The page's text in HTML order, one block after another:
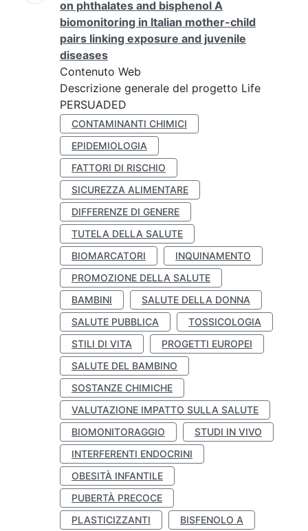
on phthalates and bisphenol A
biomonitoring in Italian mother-child
pairs linking exposure and juvenile
diseases
Contenuto Web
Descrizione generale del progetto Life
PERSUADED
CONTAMINANTI CHIMICI
EPIDEMIOLOGIA
FATTORI DI RISCHIO
SICUREZZA ALIMENTARE
DIFFERENZE DI GENERE
TUTELA DELLA SALUTE
BIOMARCATORI
INQUINAMENTO
PROMOZIONE DELLA SALUTE
BAMBINI
SALUTE DELLA DONNA
SALUTE PUBBLICA
TOSSICOLOGIA
STILI DI VITA
PROGETTI EUROPEI
SALUTE DEL BAMBINO
SOSTANZE CHIMICHE
VALUTAZIONE IMPATTO SULLA SALUTE
BIOMONITORAGGIO
STUDI IN VIVO
INTERFERENTI ENDOCRINI
OBESITÀ INFANTILE
PUBERTÀ PRECOCE
PLASTICIZZANTI
BISFENOLO A